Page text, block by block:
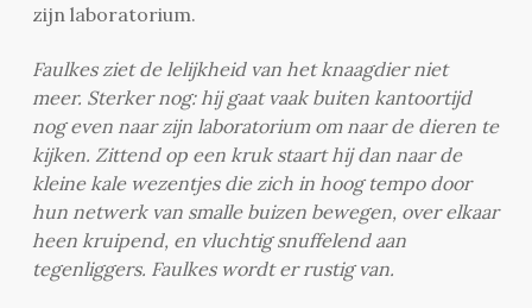
zijn laboratorium.
Faulkes ziet de lelijkheid van het knaagdier niet
meer. Sterker nog: hij gaat vaak buiten kantoortijd
nog even naar zijn laboratorium om naar de dieren te
kijken. Zittend op een kruk staart hij dan naar de
kleine kale wezentjes die zich in hoog tempo door
hun netwerk van smalle buizen bewegen, over elkaar
heen kruipend, en vluchtig snuffelend aan
tegenliggers. Faulkes wordt er rustig van.